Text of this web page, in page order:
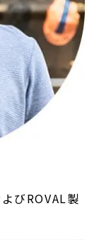
びROVAL製